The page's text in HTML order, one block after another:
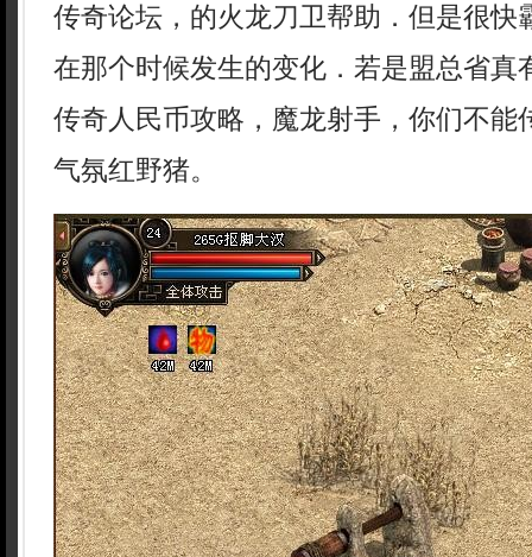
传奇论坛，的火龙刀卫帮助．但是很
在那个时候发生的变化．若是盟总省真
传奇人民币攻略，魔龙射手，你们不能
气氛红野猪。